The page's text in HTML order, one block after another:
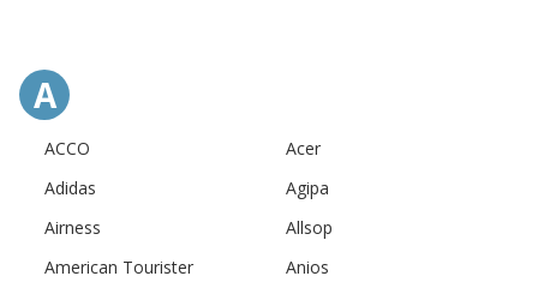
A
ACCO
Acer
Adidas
Agipa
Airness
Allsop
American Tourister
Anios